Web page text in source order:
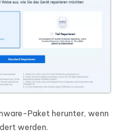
Paket herunter, wenn
werden.